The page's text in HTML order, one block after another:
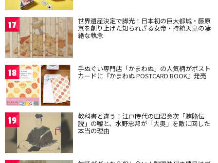
17 世界遺産決定で脚光！日本初の巨大都城・藤原
京を創り上げた知られざる女帝・持統天皇の凄
絶な執念
18 手ぬぐい専門店「かまわぬ」の人気柄がポスト
カードに『かまわぬ POSTCARD BOOK』発売
19 教科書と違う！江戸時代の田沼意次「賄賂伝
説」の嘘と、水野忠邦が「大奥」を敵に回した
本当の理由